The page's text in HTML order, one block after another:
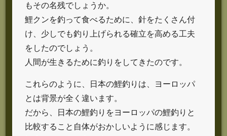
もその名残でしょうか。
鯉クンを釣って食べるために、針をたくさん付
け、少しでも釣り上げられる確立を高める工夫
をしたのでしょう。
人間が生きるために釣りをしてきたのです。
これらのように、日本の鯉釣りは、ヨーロッパ
とは背景が全く違います。
だから、日本の鯉釣りをヨーロッパの鯉釣りと
比較すること自体がおかしいように感じます。